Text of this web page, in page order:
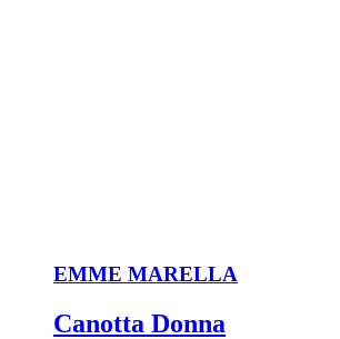
EMME MARELLA
Canotta Donna